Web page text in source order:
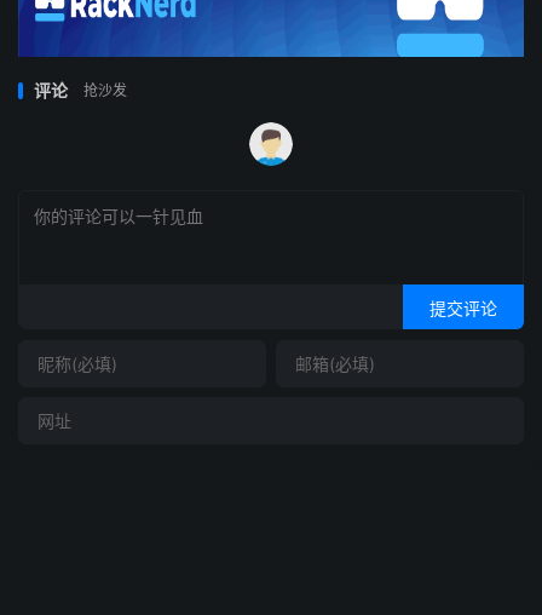
评论 抢沙发
提交评论